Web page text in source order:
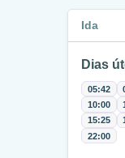
Ida
Dias
05:42
10:00
15:25
22:00